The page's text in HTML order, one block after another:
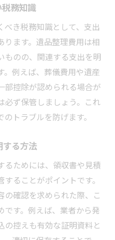
務知識
き税務知識として、支出
ります。遺品整理費用は相
ものの、関連する支出を明
。例えば、葬儀費用や遺産
部控除が認められる場合が
必ず保管しましょう。これ
トラブルを防げます。
する方法
るためには、領収書や見積
ることがポイントです。
の確認を求められた際、こ
です。例えば、業者から発
の控えも有効な証明資料と